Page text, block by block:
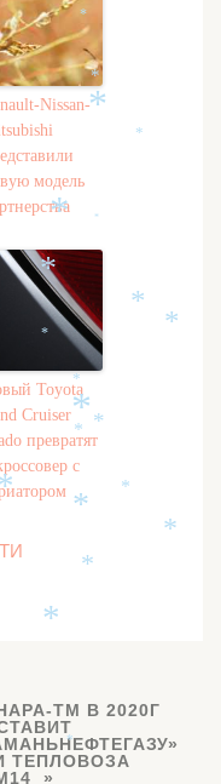
Nissan-
модель
Toyota
Cruiser
превратят
с
ТМ В 2020Г
ТЕПЛОВОЗА
*
*
*
*
*
*
*
*
*
*
*
*
*
*
*
*
*
*
*